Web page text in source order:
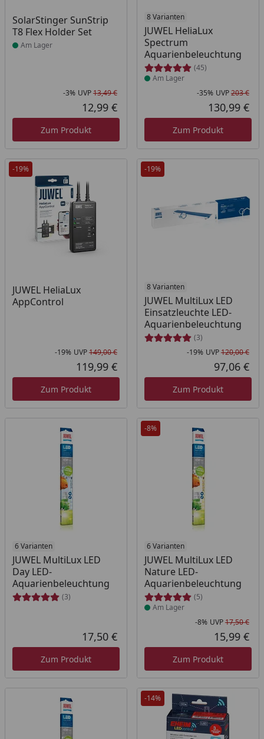
SolarStinger SunStrip
T8 Flex Holder Set
Produkt am Lager
Am Lager
Rabatt in Prozent
-3%
Ursprünglicher Preis
UVP13,49 €
Aktueller Preis
12,99 €
Zum Produkt
8 Varianten
JUWEL HeliaLux
Spectrum
Aquarienbeleuchtung
(45)
Produkt am Lager
Am Lager
-35% UVP203 €
130,99 €
Zum Produkt
-19%
JUWEL HeliaLux
AppControl
Rabatt in Prozent
-19%
Ursprünglicher Preis
UVP149,00 €
Aktueller Preis
119,99 €
Zum Produkt
-19%
8 Varianten
JUWEL MultiLux LED
Einsatzleuchte LED-
Aquarienbeleuchtung
(3)
-19% UVP120,00 €
97,06 €
Zum Produkt
6 Varianten
JUWEL MultiLux LED
Day LED-
Aquarienbeleuchtung
(3)
Aktueller Preis
17,50 €
Zum Produkt
-8%
6 Varianten
JUWEL MultiLux LED
Nature LED-
Aquarienbeleuchtung
(5)
Produkt am Lager
Am Lager
-8% UVP17,50 €
15,99 €
Zum Produkt
-14%